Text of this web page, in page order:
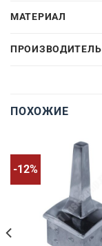
МАТЕРИАЛ
ПРОИЗВОДИТЕЛЬ
ПОХОЖИЕ
-12%